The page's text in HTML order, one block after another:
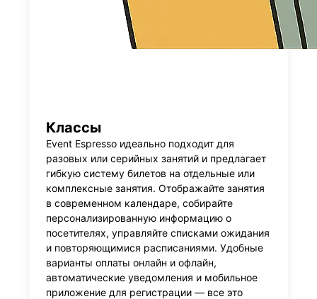
Классы
Event Espresso идеально подходит для
разовых или серийных занятий и предлагает
гибкую систему билетов на отдельные или
комплексные занятия. Отображайте занятия
в современном календаре, собирайте
персонализированную информацию о
посетителях, управляйте списками ожидания
и повторяющимися расписаниями. Удобные
варианты оплаты онлайн и офлайн,
автоматические уведомления и мобильное
приложение для регистрации — все это